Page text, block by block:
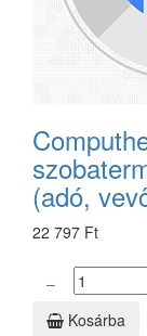
(adó,
22 797 Ft
–
Kosárba